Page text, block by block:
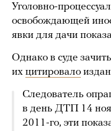
Уголовно-
освобождающей
явки для дачи
Однако в суде
их цитировало
Следователь
в день ДТП 14
2011-го, эти